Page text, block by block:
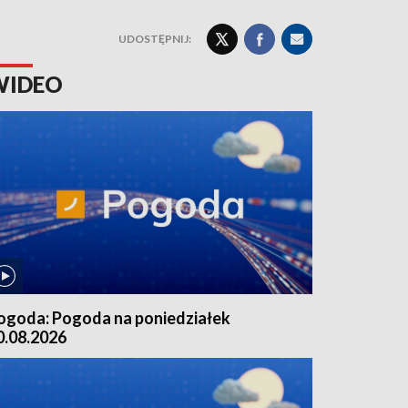
UDOSTĘPNIJ:
Pogoda na poniedziałek